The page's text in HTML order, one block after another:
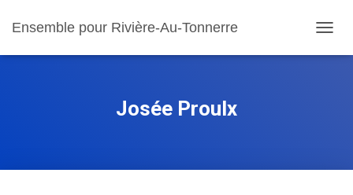
Ensemble pour Rivière-Au-Tonnerre
Josée Proulx